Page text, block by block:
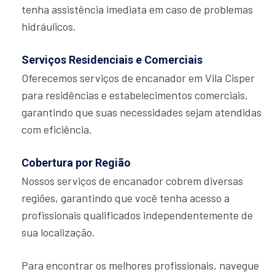
tenha assistência imediata em caso de problemas
hidráulicos.
Serviços Residenciais e Comerciais
Oferecemos serviços de encanador em Vila Cisper
para residências e estabelecimentos comerciais,
garantindo que suas necessidades sejam atendidas
com eficiência.
Cobertura por Região
Nossos serviços de encanador cobrem diversas
regiões, garantindo que você tenha acesso a
profissionais qualificados independentemente de
sua localização.
Para encontrar os melhores profissionais, navegue